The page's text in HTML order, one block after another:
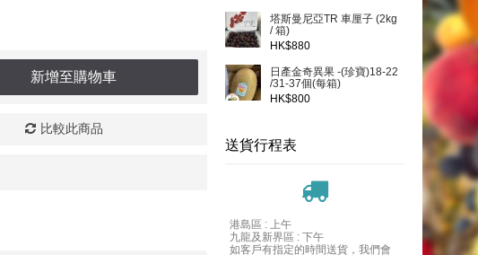
塔斯曼尼亞TR 車厘子 (2kg
/ 箱)
HK$880
日產金奇異果 -(珍寶)18-22
/31-37個(每箱)
HK$800
送貨行程表
港島區 : 上午
九龍及新界區 : 下午
如客戶有指定的時間送貨，我們會
新增至購物車
比較此商品